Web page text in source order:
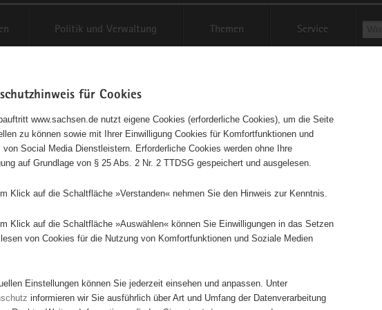
Politik und Verwaltung Themen Service
auf Karte anzeigen
Initiativen Projekte Nach Alphabet Nach Postleitzahl
66 Suchergebnisse
für Cookies
www.sachsen.de nutzt eigene Cookies (erforderliche Cookies), um die Seite
zu können sowie mit Ihrer Einwilligung Cookies für Komfortfunktionen und
von Social Media Dienstleistern. Erforderliche Cookies werden ohne Ihre
auf Grundlage von § 25 Abs. 2 Nr. 2 TTDSG gespeichert und ausgelesen.
Klick auf die Schaltfläche »Verstanden« nehmen Sie den Hinweis zur Kenntnis.
Klick auf die Schaltfläche »Auswählen« können Sie Einwilligungen in das Setzen
von Cookies für die Nutzung von Komfortfunktionen und Soziale Medien
Einstellungen können Sie jederzeit einsehen und anpassen. Unter
informieren wir Sie ausführlich über Art und Umfang der Datenverarbeitung